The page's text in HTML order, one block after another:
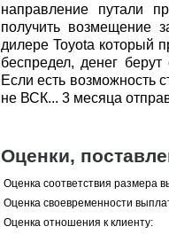
направление путали
получить возмещение
дилере Toyota который
беспредел, денег
Если есть возможность
не ВСК... 3 месяца
Оценки,
Оценка соответствия размера
Оценка своевременности
Оценка отношения к клиенту: